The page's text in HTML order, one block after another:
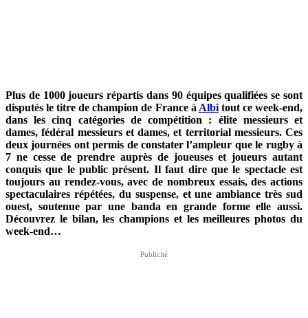
Plus de 1000 joueurs répartis dans 90 équipes qualifiées se sont
disputés le titre de champion de France à Albitout ce week-end,
dans les cinq catégories de compétition : élite messieurs et
dames, fédéral messieurs et dames, et territorial messieurs. Ces
deux journées ont permis de constater l’ampleur que le rugby à
7 ne cesse de prendre auprès de joueuses et joueurs autant
conquis que le public présent. Il faut dire que le spectacle est
toujours au rendez-vous, avec de nombreux essais, des actions
spectaculaires répétées, du suspense, et une ambiance très sud
ouest, soutenue par une banda en grande forme elle aussi.
Découvrez le bilan, les champions et les meilleures photos du
week-end…